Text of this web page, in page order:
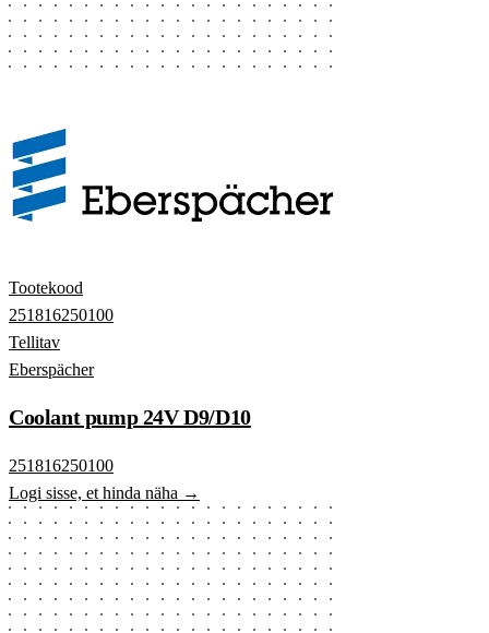
Tootekood
251816250100
Tellitav
Eberspächer
Coolant pump 24V D9/D10
251816250100
Logi sisse, et hinda näha →